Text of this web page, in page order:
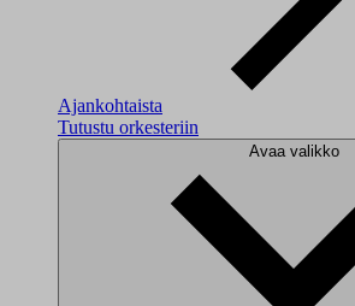
Ajankohtaista
Tutustu orkesteriin
Avaa valikko